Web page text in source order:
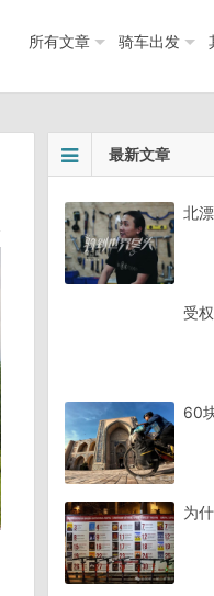
所有文章 骑车出发
最新文章
北
受
60
为